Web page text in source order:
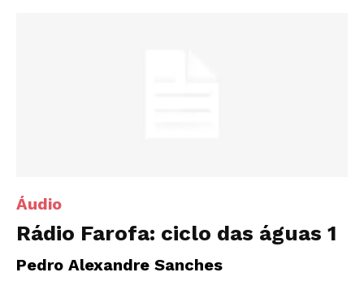
Áudio
Rádio Farofa: ciclo das águas 1
Pedro Alexandre Sanches